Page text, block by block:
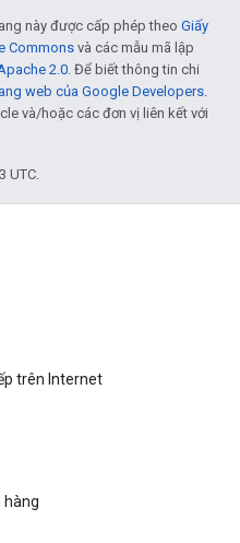
này được cấp phép theo Giấy
Commons và các mẫu mã lập
2.0. Để biết thông tin chi
web của Google Developers.
và/hoặc các đơn vị liên kết với
UTC.
trên Internet
hàng